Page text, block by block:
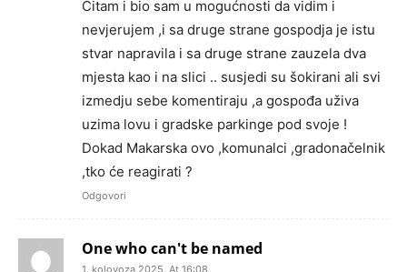
Čitam i bio sam u mogućnosti da vidim i
nevjerujem ,i sa druge strane gospodja je istu
stvar napravila i sa druge strane zauzela dva
mjesta kao i na slici .. susjedi su šokirani ali svi
izmedju sebe komentiraju ,a gospođa uživa
uzima lovu i gradske parkinge pod svoje !
Dokad Makarska ovo ,komunalci ,gradonačelnik
,tko će reagirati ?
Odgovori
One who can't be named
1. kolovoza 2025. At 16:08